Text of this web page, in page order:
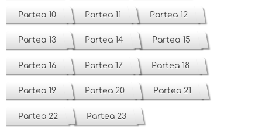
Partea 10 Partea 11 Partea 12
Partea 13 Partea 14 Partea 15
Partea 16 Partea 17 Partea 18
Partea 19 Partea 20 Partea 21
Partea 22 Partea 23